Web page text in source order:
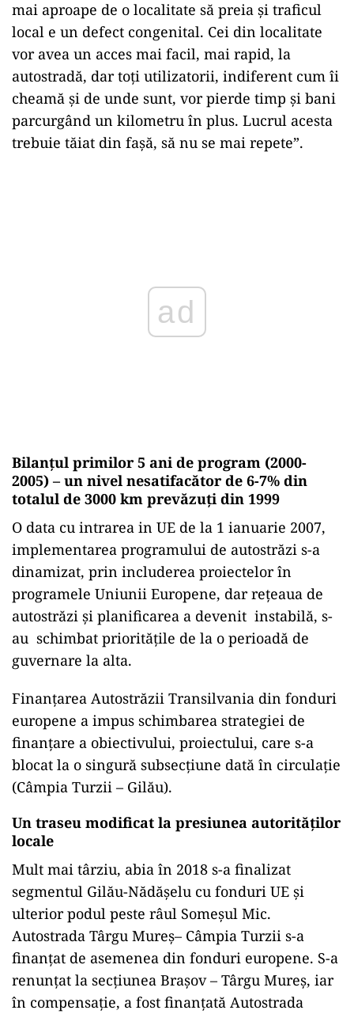
mai aproape de o localitate să preia și traficul
local e un defect congenital. Cei din localitate
vor avea un acces mai facil, mai rapid, la
autostradă, dar toți utilizatorii, indiferent cum îi
cheamă și de unde sunt, vor pierde timp și bani
parcurgând un kilometru în plus. Lucrul acesta
trebuie tăiat din fașă, să nu se mai repete”.
ad
Bilanțul primilor 5 ani de program (2000-
2005) – un nivel nesatifacător de 6-7% din
totalul de 3000 km prevăzuți din 1999
O data cu intrarea in UE de la 1 ianuarie 2007,
implementarea programului de autostrăzi s-a
dinamizat, prin includerea proiectelor în
programele Uniunii Europene, dar rețeaua de
autostrăzi și planificarea a devenit instabilă, s-
au schimbat prioritățile de la o perioadă de
guvernare la alta.
Finanțarea Autostrăzii Transilvania din fonduri
europene a impus schimbarea strategiei de
finanțare a obiectivului, proiectului, care s-a
blocat la o singură subsecțiune dată în circulație
(Câmpia Turzii – Gilău).
Un traseu modificat la presiunea autorităților
locale
Mult mai târziu, abia în 2018 s-a finalizat
segmentul Gilău-Nădășelu cu fonduri UE și
ulterior podul peste râul Someșul Mic.
Autostrada Târgu Mureș– Câmpia Turzii s-a
finanțat de asemenea din fonduri europene. S-a
renunțat la secțiunea Brașov – Târgu Mureș, iar
în compensație, a fost finanțată Autostrada